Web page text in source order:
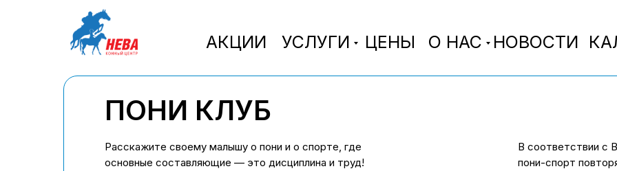
АКЦИИ УСЛУГИ ЦЕНЫ О НАС НОВОСТИ
ПОНИ КЛУБ
Расскажите своему малышу о пони и о спорте, где
основные составляющие — это дисциплина и труд!
В соответствии с
пони-спорт